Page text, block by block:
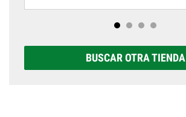
BUSCAR OTRA TIENDA